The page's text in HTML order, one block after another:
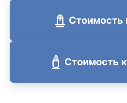
Стоимость
Стоимость